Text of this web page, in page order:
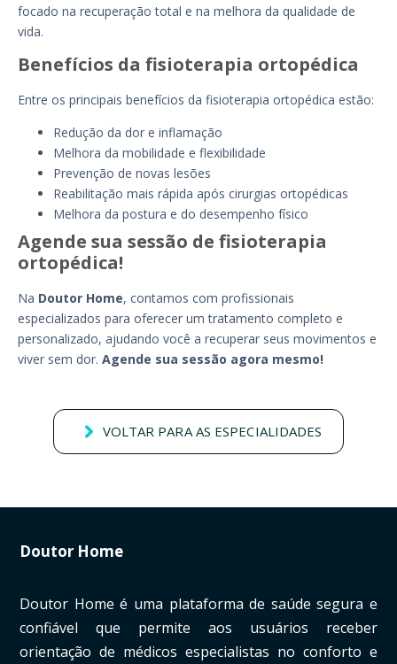
focado na recuperação total e na melhora da qualidade de
vida.
Benefícios da fisioterapia ortopédica
Entre os principais benefícios da fisioterapia ortopédica estão:
Redução da dor e inflamação
Melhora da mobilidade e flexibilidade
Prevenção de novas lesões
Reabilitação mais rápida após cirurgias ortopédicas
Melhora da postura e do desempenho físico
Agende sua sessão de fisioterapia
ortopédica!
Na Doutor Home, contamos com profissionais
especializados para oferecer um tratamento completo e
personalizado, ajudando você a recuperar seus movimentos e
viver sem dor. Agende sua sessão agora mesmo!
VOLTAR PARA AS ESPECIALIDADES
Doutor Home
Doutor Home é uma plataforma de saúde segura e
confiável que permite aos usuários receber
orientação de médicos especialistas no conforto e